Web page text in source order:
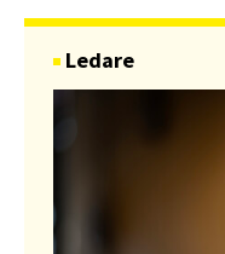
Ledare